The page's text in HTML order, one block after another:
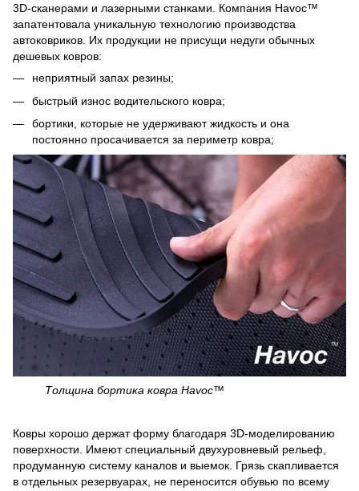
3D-сканерами и лазерными станками. Компания Havoc™
запатентовала уникальную технологию производства
автоковриков. Их продукции не присущи недуги обычных
дешевых ковров:
неприятный запах резины;
быстрый износ водительского ковра;
бортики, которые не удерживают жидкость и она
постоянно просачивается за периметр ковра;
Толщина бортика ковра Havoc™
Ковры хорошо держат форму благодаря 3D-моделированию
поверхности. Имеют специальный двухуровневый рельеф,
продуманную систему каналов и выемок. Грязь скапливается
в отдельных резервуарах, не переносится обувью по всему